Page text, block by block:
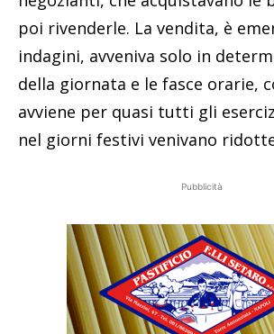
poi rivenderle. La vendita, è
indagini, avveniva solo in
della giornata e le fasce orarie,
avviene per quasi tutti gli
nel giorni festivi venivano
Pubblicità